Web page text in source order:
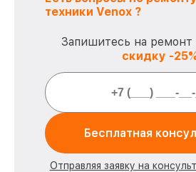
техники Venox ?
Запишитесь на ремонт
скидку -
Бесплатная
Отправляя заявку на